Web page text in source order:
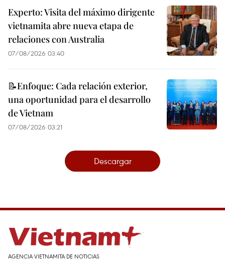
Experto: Visita del máximo dirigente
vietnamita abre nueva etapa de
relaciones con Australia
07/08/2026 03:40
📝Enfoque: Cada relación exterior,
una oportunidad para el desarrollo
de Vietnam
07/08/2026 03:21
Descargar
AGENCIA VIETNAMITA DE NOTICIAS